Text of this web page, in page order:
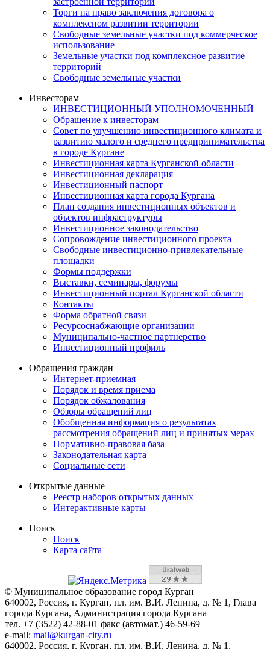
Торги на право заключения договора о
комплексном развитии территории
Свободные земельные участки под коммерческое
использование
Земельные участки под комплексное развитие
территорий
Свободные земельные участки
Инвесторам
ИНВЕСТИЦИОННЫЙ УПОЛНОМОЧЕННЫЙ
Обращение к инвесторам
Совет по улучшению инвестиционного климата и
развитию малого и среднего предпринимательства
в городе Кургане
Инвестиционная карта Курганской области
Инвестиционная декларация
Инвестиционный паспорт
Инвестиционная карта города Кургана
План создания инвестиционных объектов и
объектов инфраструктуры
Инвестиционное законодательство
Сопровождение инвестиционного проекта
Свободные инвестиционно-привлекательные
площадки
Формы поддержки
Выставки, семинары, форумы
Инвестиционный портал Курганской области
Контакты
Форма обратной связи
Ресурсоснабжающие организации
Муниципально-частное партнерство
Инвестиционный профиль
Обращения граждан
Интернет-приемная
Порядок и время приема
Порядок обжалования
Обзоры обращений лиц
Обобщенная информация о результатах
рассмотрения обращений лиц и принятых мерах
Нормативно-правовая база
Законодательная карта
Социальные сети
Открытые данные
Реестр наборов открытых данных
Интерактивные карты
Поиск
Поиск
Карта сайта
© Муниципальное образование город Курган
640002, Россия, г. Курган, пл. им. В.И. Ленина, д. № 1, Глава
города Кургана, Администрация города Кургана
тел. +7 (3522) 42-88-01 факс (автомат.) 46-59-69
e-mail: mail@kurgan-city.ru
640002, Россия, г. Курган, пл. им. В.И. Ленина, д. № 1,